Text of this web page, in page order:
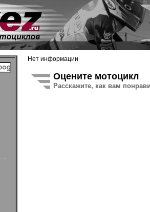
Нет информации
Оцените мотоцикл
Расскажите, как вам